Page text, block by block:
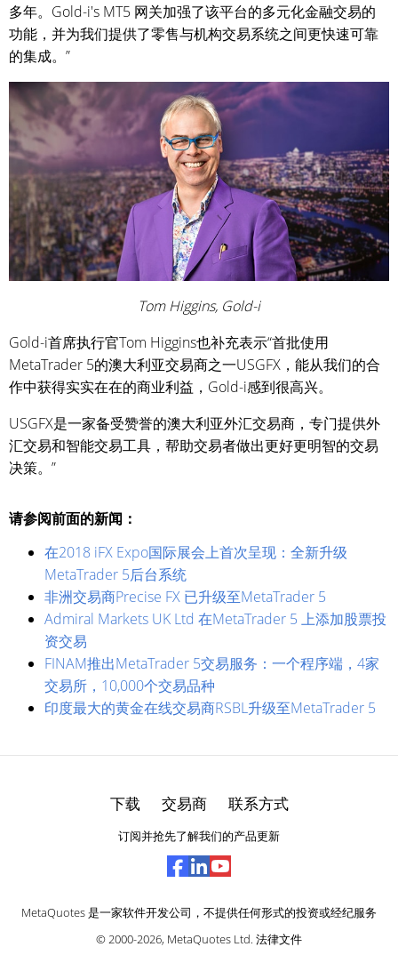
多年。Gold-i's MT5 网关加强了该平台的多元化金融交易的
功能，并为我们提供了零售与机构交易系统之间更快速可靠
的集成。”
Tom Higgins, Gold-i
Gold-i首席执行官Tom Higgins也补充表示“首批使用
MetaTrader 5的澳大利亚交易商之一USGFX，能从我们的合
作中获得实实在在的商业利益，Gold-i感到很高兴。
USGFX是一家备受赞誉的澳大利亚外汇交易商，专门提供外
汇交易和智能交易工具，帮助交易者做出更好更明智的交易
决策。”
请参阅前面的新闻：
在2018 iFX Expo国际展会上首次呈现：全新升级
MetaTrader 5后台系统
非洲交易商Precise FX 已升级至MetaTrader 5
Admiral Markets UK Ltd 在MetaTrader 5 上添加股票投
资交易
FINAM推出MetaTrader 5交易服务：一个程序端，4家
交易所，10,000个交易品种
印度最大的黄金在线交易商RSBL升级至MetaTrader 5
下载 交易商 联系方式
订阅并抢先了解我们的产品更新
MetaQuotes 是一家软件开发公司，不提供任何形式的投资或经纪服务
© 2000-2026, MetaQuotes Ltd. 法律文件